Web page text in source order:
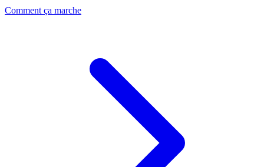
Comment ça marche